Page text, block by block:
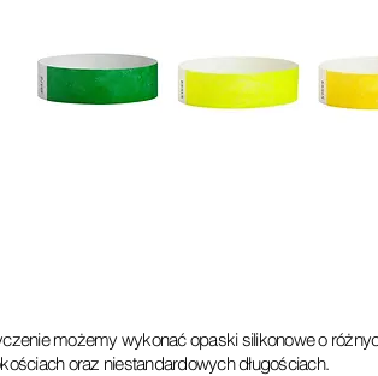
możemy wykonać opaski silikonowe o
oraz niestandardowych długościach.